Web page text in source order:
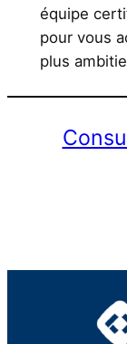
équipe
pour vous
plus